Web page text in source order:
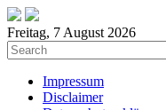
Freitag, 7 August 2026
Impressum
Disclaimer